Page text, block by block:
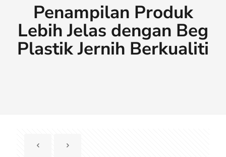
Penampilan Produk
Lebih Jelas dengan Beg
Plastik Jernih Berkualiti